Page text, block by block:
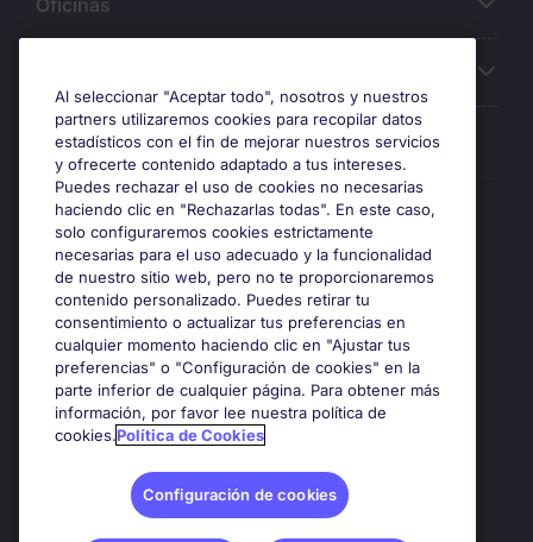
Premios y certificaciones
4.8
Al seleccionar "Aceptar todo", nosotros y nuestros
partners utilizaremos cookies para recopilar datos
estadísticos con el fin de mejorar nuestros servicios
y ofrecerte contenido adaptado a tus intereses.
Puedes rechazar el uso de cookies no necesarias
haciendo clic en "Rechazarlas todas". En este caso,
solo configuraremos cookies estrictamente
necesarias para el uso adecuado y la funcionalidad
de nuestro sitio web, pero no te proporcionaremos
contenido personalizado. Puedes retirar tu
consentimiento o actualizar tus preferencias en
cualquier momento haciendo clic en "Ajustar tus
preferencias" o "Configuración de cookies" en la
parte inferior de cualquier página. Para obtener más
información, por favor lee nuestra política de
cookies.Política de Cookies
Configuración de cookies